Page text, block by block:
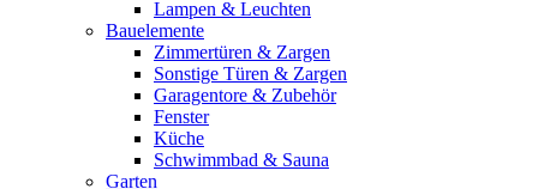
Lampen & Leuchten
Bauelemente
Zimmertüren & Zargen
Sonstige Türen & Zargen
Garagentore & Zubehör
Fenster
Küche
Schwimmbad & Sauna
Garten